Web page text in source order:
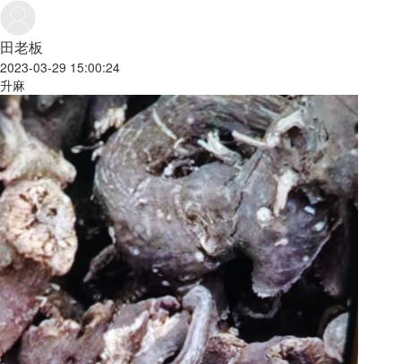
田老板
2023-03-29 15:00:24
升麻